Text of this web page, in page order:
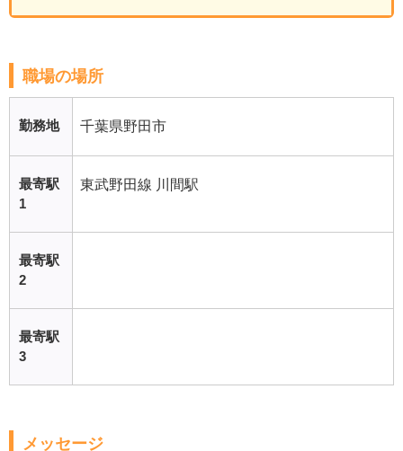
職場の場所
勤務地 千葉県野田市
最寄駅
1
東武野田線 川間駅
最寄駅
2
最寄駅
3
メッセージ